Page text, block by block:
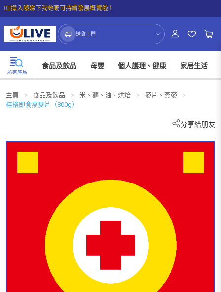
☝🏼㩒入嚟睇下我哋嘅可持續發展概覽啦！
送貨上門
所有產品
食品及飲品 母嬰 個人護理、健康 家居生活
主頁 > 食品及飲品 > 米、麵、油、烘焙 > 麥片、燕麥
>
桂格即食燕麥片（800g）
分享給朋友